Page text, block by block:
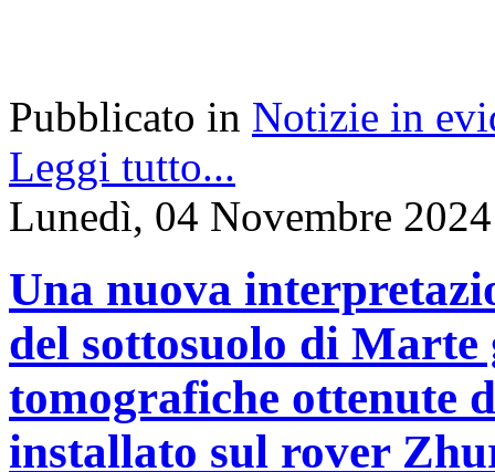
Pubblicato in Notizie in
Leggi tutto...
Lunedì, 04 Novembre
Una nuova
del sottosuolo di
tomografiche ottenute
installato sul rover